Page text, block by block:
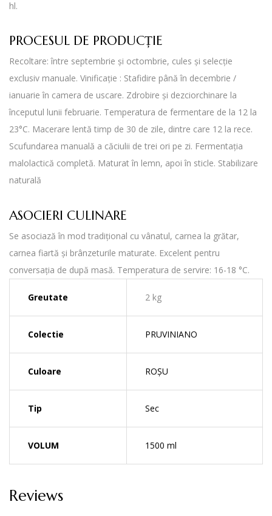
hl.
PROCESUL DE PRODUCȚIE
Recoltare: între septembrie și octombrie, cules și selecție
exclusiv manuale. Vinificație : Stafidire până în decembrie /
ianuarie în camera de uscare. Zdrobire și dezciorchinare la
începutul lunii februarie. Temperatura de fermentare de la 12 la
23°C. Macerare lentă timp de 30 de zile, dintre care 12 la rece.
Scufundarea manuală a căciulii de trei ori pe zi. Fermentația
malolactică completă. Maturat în lemn, apoi în sticle. Stabilizare
naturală
ASOCIERI CULINARE
Se asociază în mod tradițional cu vânatul, carnea la grătar,
carnea fiartă și brânzeturile maturate. Excelent pentru
conversația de după masă. Temperatura de servire: 16-18 °C.
Greutate 2 kg
Colectie PRUVINIANO
Culoare ROȘU
Tip Sec
VOLUM 1500 ml
Reviews